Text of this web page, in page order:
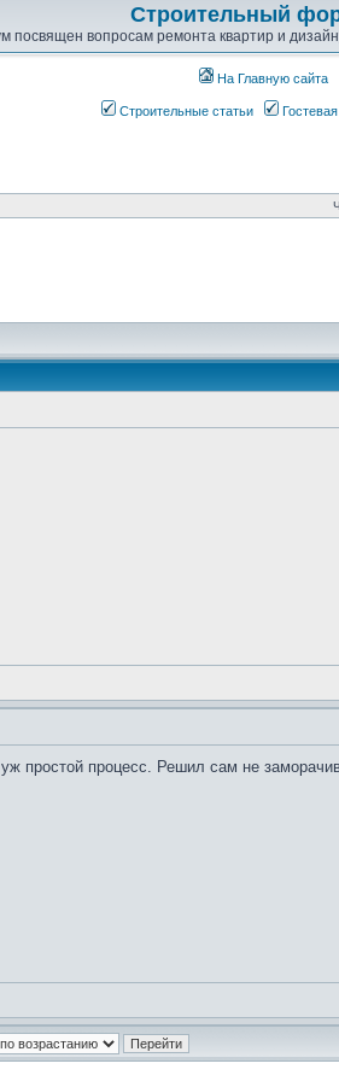
Строительный
посвящен вопросам ремонта квартир и
На Главную сайта
Строительные статьи Гостевая
уж простой процесс. Решил сам не